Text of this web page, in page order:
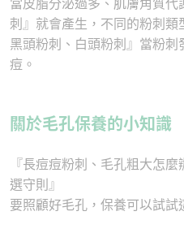
刺』就會產生，不同的粉刺類
黑頭粉刺、白頭粉刺』當粉
痘。
關於毛孔保養的小知識
『長痘痘粉刺、毛孔粗大怎
選守則』
要照顧好毛孔，保養可以試試